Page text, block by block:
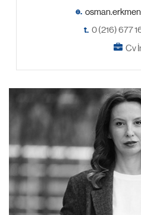
e.
t. 0 (216) 677
Cv